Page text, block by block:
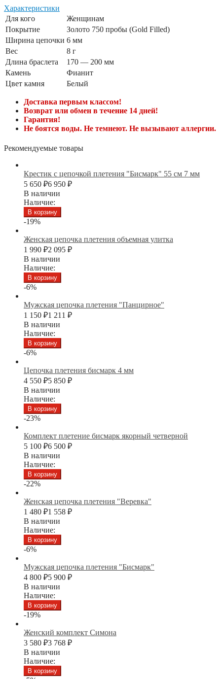
Характеристики
Для кого
Женщинам
Покрытие
Золото 750 пробы (Gold Filled)
Ширина цепочки 6 мм
Вес
8 г
Длина браслета
170 — 200 мм
Камень
Фианит
Цвет камня
Белый
Доставка первым классом!
Возврат или обмен в течение 14 дней!
Гарантия!
Не боятся воды. Не темнеют. Не вызывают аллергии.
Рекомендуемые товары
Крестик с цепочкой плетения "Бисмарк" 55 см 7 мм
5 650 ₽6 950 ₽
В наличии
Наличие:
В корзину
-19%
Женская цепочка плетения объемная улитка
1 990 ₽2 095 ₽
В наличии
Наличие:
В корзину
-6%
Мужская цепочка плетения "Панцирное"
1 150 ₽1 211 ₽
В наличии
Наличие:
В корзину
-6%
Цепочка плетения бисмарк 4 мм
4 550 ₽5 850 ₽
В наличии
Наличие:
В корзину
-23%
Комплект плетение бисмарк якорный четверной
5 100 ₽6 500 ₽
В наличии
Наличие:
В корзину
-22%
Женская цепочка плетения "Веревка"
1 480 ₽1 558 ₽
В наличии
Наличие:
В корзину
-6%
Мужская цепочка плетения "Бисмарк"
4 800 ₽5 900 ₽
В наличии
Наличие:
В корзину
-19%
Женский комплект Симона
3 580 ₽3 768 ₽
В наличии
Наличие:
В корзину